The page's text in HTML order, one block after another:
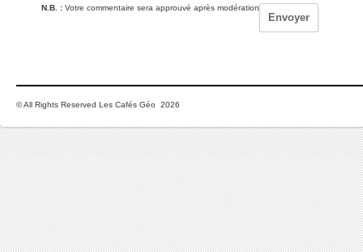
N.B. : Votre commentaire sera approuvé après modération
© All Rights Reserved Les Cafés Géo 2026